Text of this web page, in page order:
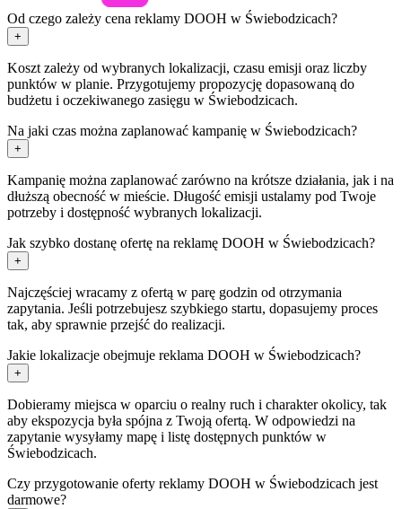
Od czego zależy cena reklamy DOOH w Świebodzicach?
+
Koszt zależy od wybranych lokalizacji, czasu emisji oraz liczby
punktów w planie. Przygotujemy propozycję dopasowaną do
budżetu i oczekiwanego zasięgu w Świebodzicach.
Na jaki czas można zaplanować kampanię w Świebodzicach?
+
Kampanię można zaplanować zarówno na krótsze działania, jak i na
dłuższą obecność w mieście. Długość emisji ustalamy pod Twoje
potrzeby i dostępność wybranych lokalizacji.
Jak szybko dostanę ofertę na reklamę DOOH w Świebodzicach?
+
Najczęściej wracamy z ofertą w parę godzin od otrzymania
zapytania. Jeśli potrzebujesz szybkiego startu, dopasujemy proces
tak, aby sprawnie przejść do realizacji.
Jakie lokalizacje obejmuje reklama DOOH w Świebodzicach?
+
Dobieramy miejsca w oparciu o realny ruch i charakter okolicy, tak
aby ekspozycja była spójna z Twoją ofertą. W odpowiedzi na
zapytanie wysyłamy mapę i listę dostępnych punktów w
Świebodzicach.
Czy przygotowanie oferty reklamy DOOH w Świebodzicach jest
darmowe?